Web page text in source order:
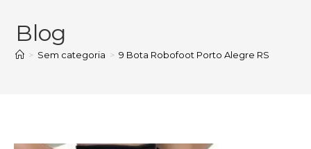
Blog
> Sem categoria > 9 Bota Robofoot Porto Alegre RS